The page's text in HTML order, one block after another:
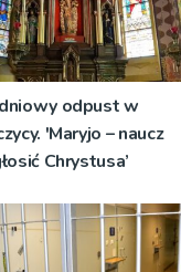
odpust w
'Maryjo – naucz
Chrystusa’